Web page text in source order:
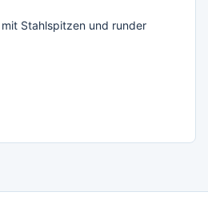
Stahlspitzen und runder